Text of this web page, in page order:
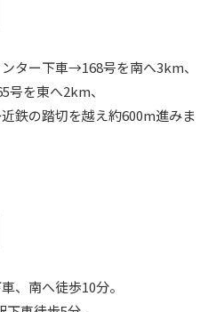
にくい靴下 近畿地方表彰発明
ター下車→168号を南へ3km、
号を東へ2km、
鉄の踏切を越え約600m進みま
、南へ徒歩10分。